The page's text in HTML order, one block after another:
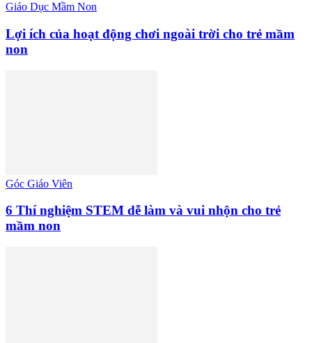
Giáo Dục Mầm Non
Lợi ích của hoạt động chơi ngoài trời cho trẻ mầm
non
Góc Giáo Viên
6 Thí nghiệm STEM dễ làm và vui nhộn cho trẻ
mầm non